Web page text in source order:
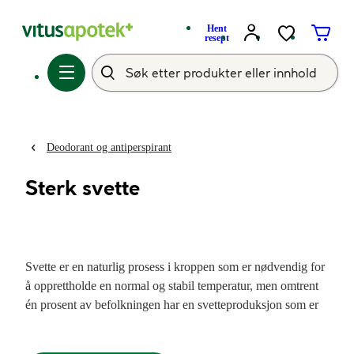
Hent
resept
Deodorant og antiperspirant
Sterk svette
Svette er en naturlig prosess i kroppen som er nødvendig for
å opprettholde en normal og stabil temperatur, men omtrent
én prosent av befolkningen har en svetteproduksjon som er